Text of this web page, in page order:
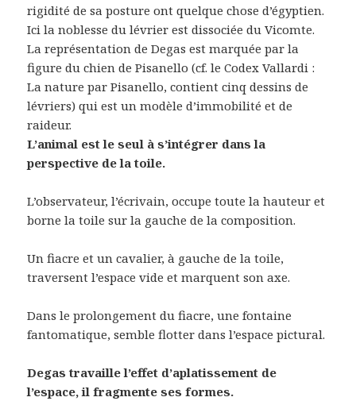
rigidité de sa posture ont quelque chose d’égyptien.
Ici la noblesse du lévrier est dissociée du Vicomte.
La représentation de Degas est marquée par la
figure du chien de Pisanello (cf. le Codex Vallardi :
La nature par Pisanello, contient cinq dessins de
lévriers) qui est un modèle d’immobilité et de
raideur.
L’animal est le seul à s’intégrer dans la
perspective de la toile.
L’observateur, l’écrivain, occupe toute la hauteur et
borne la toile sur la gauche de la composition.
Un fiacre et un cavalier, à gauche de la toile,
traversent l’espace vide et marquent son axe.
Dans le prolongement du fiacre, une fontaine
fantomatique, semble flotter dans l’espace pictural.
Degas travaille l’effet d’aplatissement de
l’espace, il fragmente ses formes.